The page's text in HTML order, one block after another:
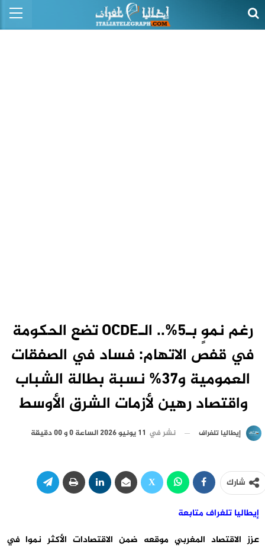
رغم نموٍ بـ5%.. الـOCDE تضع الحكومة
في قفص الاتهام: فساد في الصفقات
العمومية و37% نسبة بطالة الشباب
واقتصاد رهين لأزمات الشرق الأوسط
إيطاليا تلغراف نشر في 11 يونيو 2026 الساعة 0 و 00 دقيقة
شارك
إيطاليا تلغراف متابعة
عزز الاقتصاد المغربي موقعه ضمن الاقتصادات الأكثر نموا في